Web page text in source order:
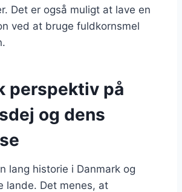
Det er også muligt at lave en
ved at bruge fuldkornsmel
perspektiv på
og dens
lang historie i Danmark og
lande. Det menes, at